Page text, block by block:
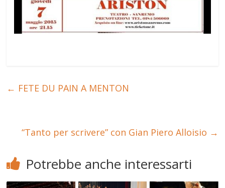
← FETE DU PAIN A MENTON
“Tanto per scrivere” con Gian Piero Alloisio →
Potrebbe anche interessarti